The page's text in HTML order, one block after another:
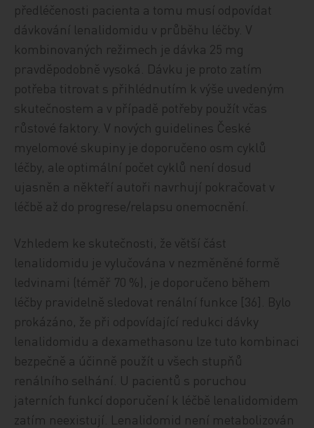
předléčenosti pacienta a tomu musí odpovídat
dávkování lenalidomidu v průběhu léčby. V
kombinovaných režimech je dávka 25 mg
pravděpodobně vysoká. Dávku je proto zatím
potřeba titrovat s přihlédnutím k výše uvedeným
skutečnostem a v případě potřeby použít včas
růstové faktory. V nových guidelines České
myelomové skupiny je doporučeno osm cyklů
léčby, ale optimální počet cyklů není dosud
ujasněn a někteří autoři navrhují pokračovat v
léčbě až do progrese/relapsu onemocnění.
Vzhledem ke skutečnosti, že větší část
lenalidomidu je vylučována v nezměněné formě
ledvinami (téměř 70 %), je doporučeno během
léčby pravidelně sledovat renální funkce [36]. Bylo
prokázáno, že při odpovídající redukci dávky
lenalidomidu a dexamethasonu lze tuto kombinaci
bezpečně a účinně použít u všech stupňů
renálního selhání. U pacientů s poruchou
jaterních funkcí doporučení k léčbě lenalidomidem
zatím neexistují. Lenalidomid není metabolizován